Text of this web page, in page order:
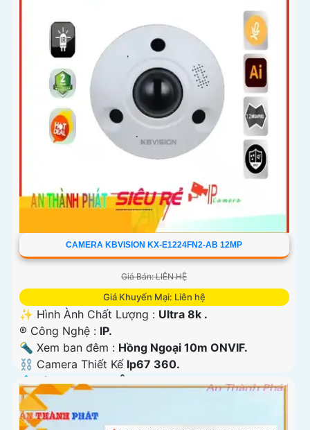
CAMERA KBVISION KX-E1224FN2-AB 12MP
Giá Bán: LIÊN HỆ
Giá Khuyến Mại: Liên hệ
✨ Hình Ành Chất Lượng : Ultra 8k .
®️ Công Nghệ : IP.
🔦 Xem ban đêm : Hồng Ngoại 10m ONVIF.
⛓ Camera Thiết Kế Ip67 360.
️💠 Tích Hợp :Thu Âm.